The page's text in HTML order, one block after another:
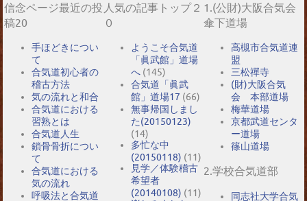
信念ページ最近の投
稿20
手ほどきについ
て
合気道初心者の
稽古方法
気の流れと和合
合気道における
習熟とは
合気道人生
鎖骨骨折につい
て
合気道における
気の流れ
呼吸法と合気道
人気の記事トップ２
０
ようこそ合気道
「眞武館」道場
へ (145)
合気道「眞武
館」道場17 (66)
無事帰国しまし
た(20150123)
(14)
多忙な中
(20150118) (11)
見学／体験稽古
希望者
(20140108) (11)
1.(公財)大阪合気会
傘下道場
高槻市合気道連
盟
三松禪寺
(財)大阪合気
会 本部道場
梅華道場
京都武道センタ
ー道場
篠山道場
2.学校合気道部
同志社大学合気